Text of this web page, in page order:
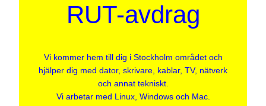
RUT-avdrag
Vi kommer hem till dig i Stockholm området och
hjälper dig med dator, skrivare, kablar, TV, nätverk
och annat tekniskt.
Vi arbetar med Linux, Windows och Mac.